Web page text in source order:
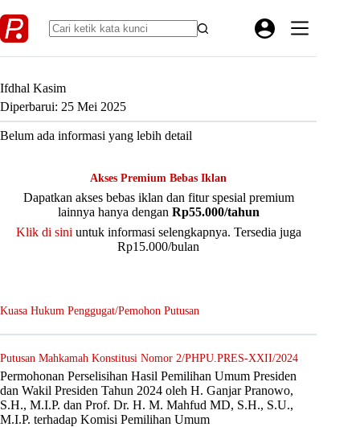
to
content
Ifdhal Kasim
Diperbarui: 25 Mei 2025
Belum ada informasi yang lebih detail
Akses Premium Bebas Iklan
Dapatkan akses bebas iklan dan fitur spesial premium
lainnya hanya dengan Rp55.000/tahun
Klik di sini untuk informasi selengkapnya. Tersedia juga
Rp15.000/bulan
Kuasa Hukum Penggugat/Pemohon Putusan
Putusan Mahkamah Konstitusi Nomor 2/PHPU.PRES-XXII/2024
Permohonan Perselisihan Hasil Pemilihan Umum Presiden
dan Wakil Presiden Tahun 2024 oleh H. Ganjar Pranowo,
S.H., M.I.P. dan Prof. Dr. H. M. Mahfud MD, S.H., S.U.,
M.I.P. terhadap Komisi Pemilihan Umum